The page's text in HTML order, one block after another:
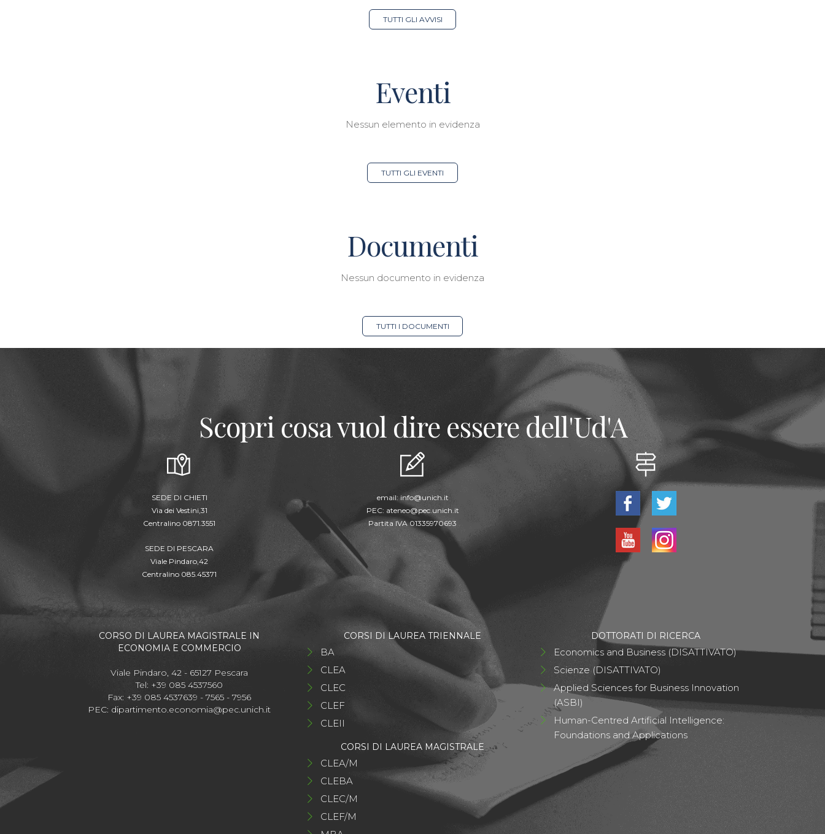
TUTTI GLI AVVISI
Eventi
Nessun elemento in evidenza
TUTTI GLI EVENTI
Documenti
Nessun documento in evidenza
TUTTI I DOCUMENTI
Scopri cosa vuol dire essere dell'Ud'A
SEDE DI CHIETI
Via dei Vestini,31
Centralino 0871.3551
SEDE DI PESCARA
Viale Pindaro,42
Centralino 085.45371
email:info@unich.it
PEC: ateneo@pec.unich.it
Partita IVA 01335970693
CORSO DI LAUREA MAGISTRALE IN
ECONOMIA E COMMERCIO
Viale Pindaro, 42 - 65127 Pescara
Tel: +39 085 4537560
Fax: +39 085 4537639 - 7565 - 7956
PEC: dipartimento.economia@pec.unich.it
CORSI DI LAUREA TRIENNALE
BA
CLEA
CLEC
CLEF
CLEII
CORSI DI LAUREA MAGISTRALE
CLEA/M
CLEBA
CLEC/M
CLEF/M
DOTTORATI DI RICERCA
Economics and Business (DISATTIVATO)
Scienze (DISATTIVATO)
Applied Sciences for Business Innovation
(ASBI)
Human-Centred Artificial Intelligence:
Foundations and Applications